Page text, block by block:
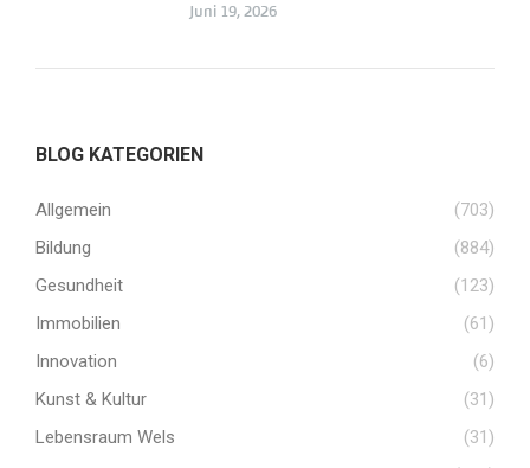
Juni 19, 2026
BLOG KATEGORIEN
Allgemein
(703)
Bildung
(884)
Gesundheit
(123)
Immobilien
(61)
Innovation
(6)
Kunst & Kultur
(31)
Lebensraum Wels
(31)